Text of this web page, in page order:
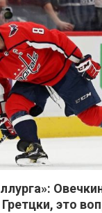
это